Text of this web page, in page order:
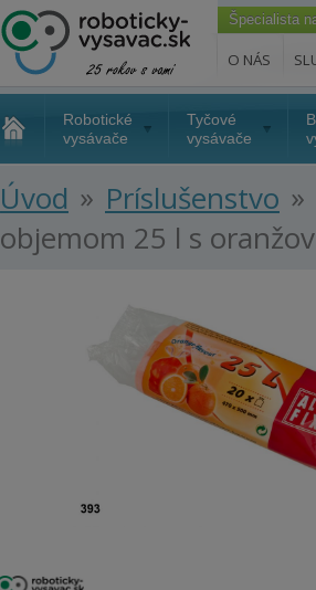
Špecialista
O NÁS
Robotické
vysávače
Tyčové
vysávače
Úvod » Príslušenstvo »
objemom 25 l s